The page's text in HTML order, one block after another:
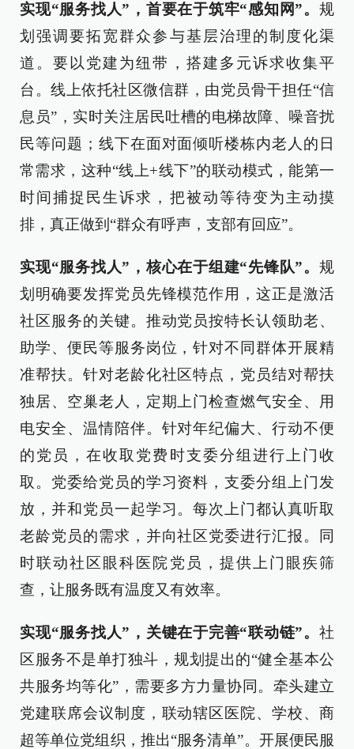
实现“服务找人”，首要在于筑牢“感知网”。 规
划强调要拓宽群众参与基层治理的制度化渠
道。要以党建为纽带，搭建多元诉求收集平
台。线上依托社区微信群，由党员骨干担任“信
息员”，实时关注居民吐槽的电梯故障、噪音扰
民等问题；线下在面对面倾听楼栋内老人的日
常需求，这种“线上+线下”的联动模式，能第一
时间捕捉民生诉求，把被动等待变为主动摸
排，真正做到“群众有呼声，支部有回应”。
实现“服务找人”，核心在于组建“先锋队”。 规
划明确要发挥党员先锋模范作用，这正是激活
社区服务的关键。推动党员按特长认领助老、
助学、便民等服务岗位，针对不同群体开展精
准帮扶。针对老龄化社区特点，党员结对帮扶
独居、空巢老人，定期上门检查燃气安全、用
电安全、温情陪伴。针对年纪偏大、行动不便
的党员，在收取党费时支委分组进行上门收
取。党委给党员的学习资料，支委分组上门发
放，并和党员一起学习。每次上门都认真听取
老龄党员的需求，并向社区党委进行汇报。同
时联动社区眼科医院党员，提供上门眼疾筛
查，让服务既有温度又有效率。
实现“服务找人”，关键在于完善“联动链”。 社
区服务不是单打独斗，规划提出的“健全基本公
共服务均等化”，需要多方力量协同。牵头建立
党建联席会议制度，联动辖区医院、学校、商
超等单位党组织，推出“服务清单”。开展便民服